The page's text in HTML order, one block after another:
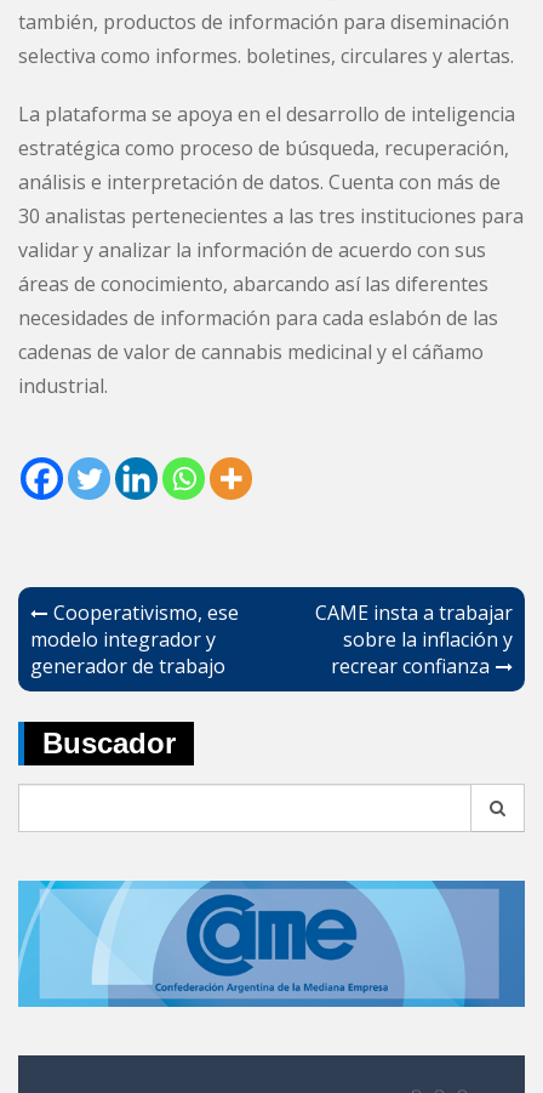
también, productos de información para diseminación
selectiva como informes. boletines, circulares y alertas.
La plataforma se apoya en el desarrollo de inteligencia
estratégica como proceso de búsqueda, recuperación,
análisis e interpretación de datos. Cuenta con más de
30 analistas pertenecientes a las tres instituciones para
validar y analizar la información de acuerdo con sus
áreas de conocimiento, abarcando así las diferentes
necesidades de información para cada eslabón de las
cadenas de valor de cannabis medicinal y el cáñamo
industrial.
Navegación
de
entradas
Cooperativismo, ese
modelo integrador y
generador de trabajo
CAME insta a trabajar
sobre la inflación y
recrear confianza
Buscador